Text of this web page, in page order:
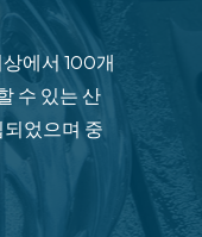
에서 100개
수 있는 산
었으며 중